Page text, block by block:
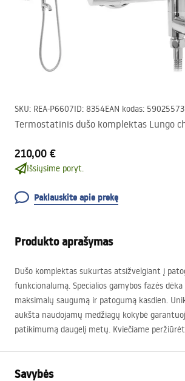
SKU: REA-P6607ID: 8354EAN kodas:
Termostatinis dušo komplektas Lungo
210,00 €
Išsiųsime poryt.
Paklauskite apie prekę
Produkto aprašymas
Dušo komplektas sukurtas atsižvelgiant į
funkcionalumą. Specialios gamybos fazės
maksimalų saugumą ir patogumą kasdien.
aukšta naudojamų medžiagų kokybė
patikimumą daugelį metų. Kviečiame
Savybės